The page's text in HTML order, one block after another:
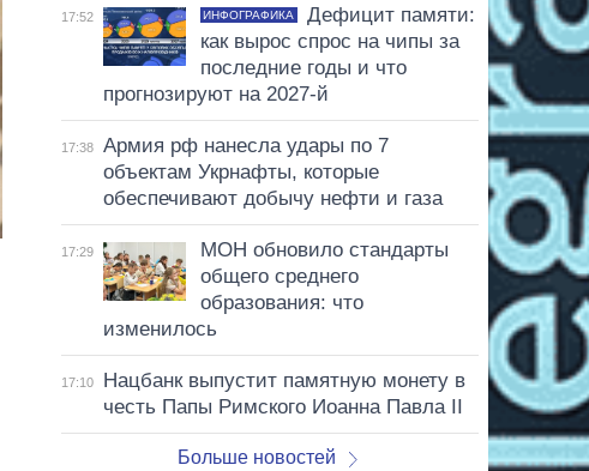
17:52 ИНФОГРАФИКА
Дефицит памяти:
как вырос спрос на чипы за
последние годы и что
прогнозируют на 2027-й
17:38
Армия рф нанесла удары по 7
объектам Укрнафты, которые
обеспечивают добычу нефти и газа
17:29
МОН обновило стандарты
общего среднего
образования: что
изменилось
17:10
Нацбанк выпустит памятную монету в
честь Папы Римского Иоанна Павла II
Больше новостей